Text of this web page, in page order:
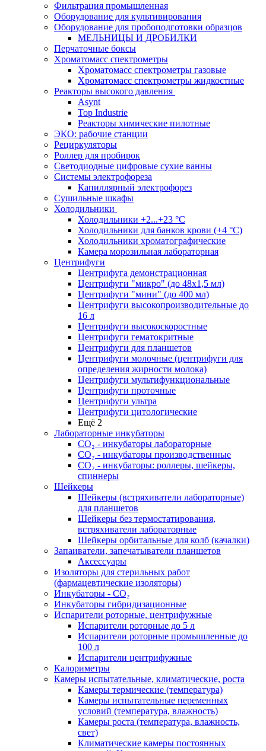
Фильтрация промышленная
Оборудование для культивирования
Оборудование для пробоподготовки образцов
МЕЛЬНИЦЫ И ДРОБИЛКИ
Перчаточные боксы
Хроматомасс спектрометры
Хроматомасс спектрометры газовые
Хроматомасс спектрометры жидкостные
Реакторы высокого давления
Asynt
Top Industrie
Реакторы химические пилотные
ЭКО: рабочие станции
Рециркуляторы
Роллер для пробирок
Светодиодные цифровые сухие ванны
Системы электрофореза
Капиллярный электрофорез
Сушильные шкафы
Холодильники
Холодильники +2...+23 °С
Холодильники для банков крови (+4 °С)
Холодильники хроматографические
Камера морозильная лабораторная
Центрифуги
Центрифуга демонстрационная
Центрифуги "микро" (до 48x1,5 мл)
Центрифуги "мини" (до 400 мл)
Центрифуги высокопроизводительные до
16 л
Центрифуги высокоскоростные
Центрифуги гематокритные
Центрифуги для планшетов
Центрифуги молочные (центрифуги для
определения жирности молока)
Центрифуги мультифункциональные
Центрифуги проточные
Центрифуги ультра
Центрифуги цитологические
Ещё 2
Лабораторные инкубаторы
СО₂ - инкубаторы лабораторные
СО₂ - инкубаторы производственные
СО₂ - инкубаторы: роллеры, шейкеры,
спиннеры
Шейкеры
Шейкеры (встряхиватели лабораторные)
для планшетов
Шейкеры без термостатирования,
встряхиватели лабораторные
Шейкеры орбитальные для колб (качалки)
Запаиватели, запечатыватели планшетов
Аксессуары
Изоляторы для стерильных работ
(фармацевтические изоляторы)
Инкубаторы - CO₂
Инкубаторы гибридизационные
Испарители роторные, центрифужные
Испарители роторные до 5 л
Испарители роторные промышленные до
100 л
Испарители центрифужные
Калориметры
Камеры испытательные, климатические, роста
Камеры термические (температура)
Камеры испытательные переменных
условий (температура, влажность)
Камеры роста (температура, влажность,
свет)
Климатические камеры постоянных